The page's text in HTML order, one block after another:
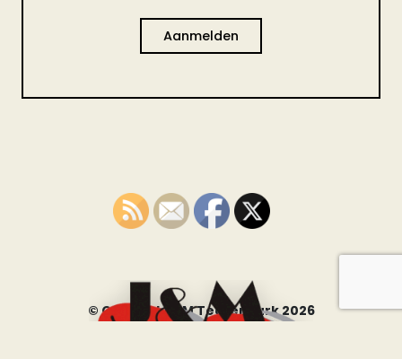
Aanmelden
© Copyright JM Teaterwurk 2026